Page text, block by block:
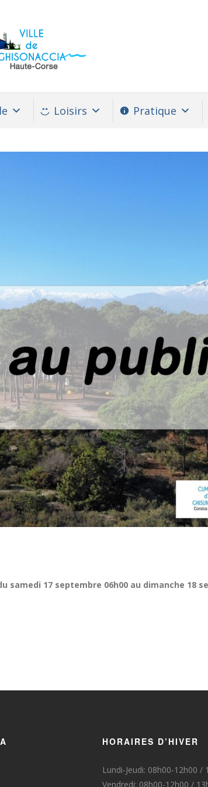
Loisirs Pratique
samedi 17 septembre 06h00 au dimanche 18
HORAIRES D’HIVER
Lundi-Jeudi: 08h00-12h00 /
Vendredi: 08h00-12h00 /